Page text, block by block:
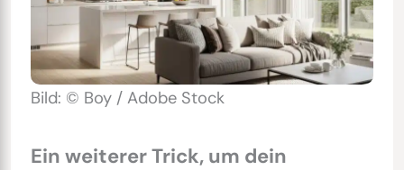
Bild: © Boy / Adobe Stock
Ein weiterer Trick, um dein